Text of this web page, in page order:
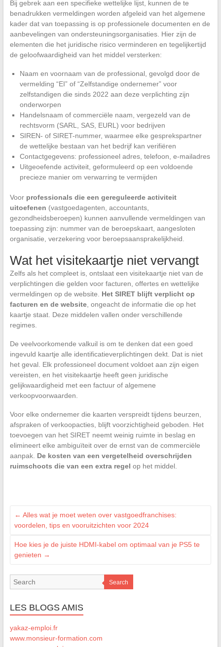
Bij gebrek aan een specifieke wettelijke lijst, kunnen de te
benadrukken vermeldingen worden afgeleid van het algemene
kader dat van toepassing is op professionele documenten en de
aanbevelingen van ondersteuningsorganisaties. Hier zijn de
elementen die het juridische risico verminderen en tegelijkertijd
de geloofwaardigheid van het middel versterken:
Naam en voornaam van de professional, gevolgd door de
vermelding “EI” of “Zelfstandige ondernemer” voor
zelfstandigen die sinds 2022 aan deze verplichting zijn
onderworpen
Handelsnaam of commerciële naam, vergezeld van de
rechtsvorm (SARL, SAS, EURL) voor bedrijven
SIREN- of SIRET-nummer, waarmee elke gesprekspartner
de wettelijke bestaan van het bedrijf kan verifiëren
Contactgegevens: professioneel adres, telefoon, e-mailadres
Uitgeoefende activiteit, geformuleerd op een voldoende
precieze manier om verwarring te vermijden
Voor professionals die een gereguleerde activiteit
uitoefenen (vastgoedagenten, accountants,
gezondheidsberoepen) kunnen aanvullende vermeldingen van
toepassing zijn: nummer van de beroepskaart, aangesloten
organisatie, verzekering voor beroepsaansprakelijkheid.
Wat het visitekaartje niet vervangt
Zelfs als het compleet is, ontslaat een visitekaartje niet van de
verplichtingen die gelden voor facturen, offertes en wettelijke
vermeldingen op de website. Het SIRET blijft verplicht op
facturen en de website, ongeacht de informatie die op het
kaartje staat. Deze middelen vallen onder verschillende
regimes.
De veelvoorkomende valkuil is om te denken dat een goed
ingevuld kaartje alle identificatieverplichtingen dekt. Dat is niet
het geval. Elk professioneel document voldoet aan zijn eigen
vereisten, en het visitekaartje heeft geen juridische
gelijkwaardigheid met een factuur of algemene
verkoopvoorwaarden.
Voor elke ondernemer die kaarten verspreidt tijdens beurzen,
afspraken of verkoopacties, blijft voorzichtigheid geboden. Het
toevoegen van het SIRET neemt weinig ruimte in beslag en
elimineert elke ambiguïteit over de ernst van de commerciële
aanpak. De kosten van een vergetelheid overschrijden
ruimschoots die van een extra regel op het middel.
← Alles wat je moet weten over vastgoedfranchises:
voordelen, tips en vooruitzichten voor 2024
Hoe kies je de juiste HDMI-kabel om optimaal van je PS5 te
genieten →
Search
LES BLOGS AMIS
yakaz-emploi.fr
www.monsieur-formation.com